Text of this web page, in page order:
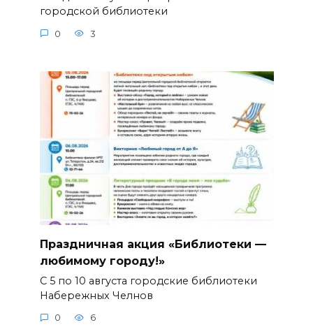
городской библиотеки
0 3
Праздничная акция «Библиотеки —
любимому городу!»
С 5 по 10 августа городские библиотеки
Набережных Челнов
0 6